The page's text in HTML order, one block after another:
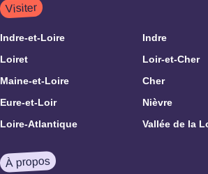
Visiter
Indre-et-Loire
Indre
Loiret
Loir-et-Cher
Maine-et-Loire
Cher
Eure-et-Loir
Nièvre
Loire-Atlantique
Vallée de la
À propos